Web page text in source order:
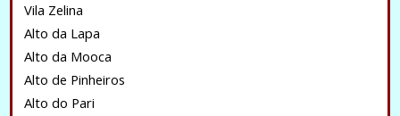
Vila Zelina
Alto da Lapa
Alto da Mooca
Alto de Pinheiros
Alto do Pari